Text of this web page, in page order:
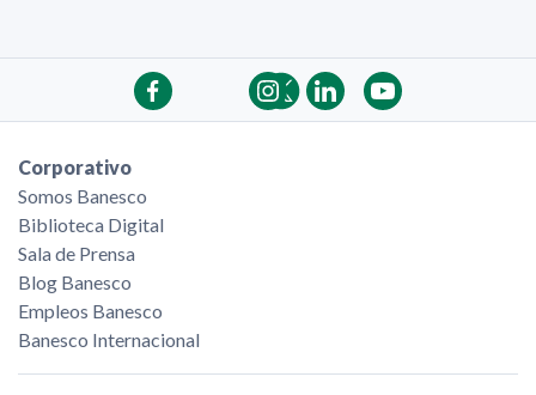
Corporativo
Somos Banesco
Biblioteca Digital
Sala de Prensa
Blog Banesco
Empleos Banesco
Banesco Internacional